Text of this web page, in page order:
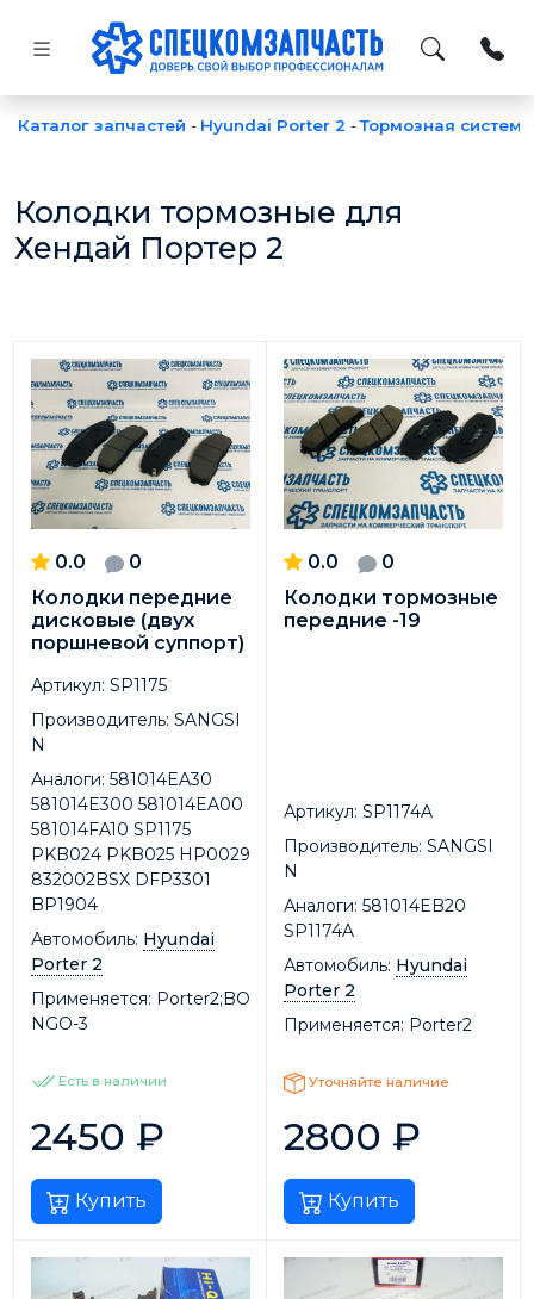
Каталог запчастей - Hyundai Porter 2 -Тормозная система
Колодки тормозные для
Хендай Портер 2
0.0
0
Колодки передние
дисковые (двух
поршневой суппорт)
Артикул: SP1175
Производитель: SANGSI
N
Аналоги: 581014EA30
581014E300 581014EA00
581014FA10 SP1175
PKB024 PKB025 HP0029
832002BSX DFP3301
BP1904
Автомобиль: Hyundai
Porter 2
Применяется: Porter2;BO
NGO-3
Есть в наличии
2450 ₽
Купить
0.0
0
Колодки тормозные
передние -19
Артикул: SP1174A
Производитель: SANGSI
N
Аналоги: 581014EB20
SP1174A
Автомобиль: Hyundai
Porter 2
Применяется: Porter2
Уточняйте наличие
2800 ₽
Купить